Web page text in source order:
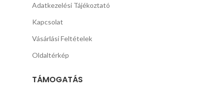
Adatkezelési Tájékoztató
Kapcsolat
Vásárlási Feltételek
Oldaltérkép
TÁMOGATÁS